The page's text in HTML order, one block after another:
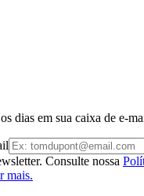
dias em sua caixa de e-
Consulte nossa
mais.